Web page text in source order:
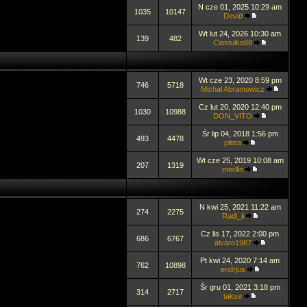
1035 10147
N cze 01, 2025 10:29 am
Devid
139 482
Wt lut 24, 2026 10:30 am
Ciastulka88
746 5718
Wt cze 23, 2020 8:59 pm
Michał Abramowicz
1030 10988
Cz lut 20, 2020 12:40 pm
DON_VITO
493 4478
Śr lip 04, 2018 1:56 pm
plitea
207 1319
Wt cze 25, 2019 10:08 am
merllin
274 2275
N kwi 25, 2021 11:22 am
Radi_ii
686 6767
Cz lis 17, 2022 2:00 pm
alvaro1987
762 10898
Pt kwi 24, 2020 7:14 am
endrjus
314 2717
Śr gru 01, 2021 3:18 pm
takse